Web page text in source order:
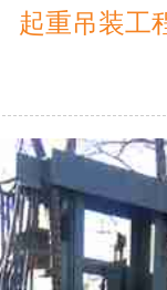
起重吊装工